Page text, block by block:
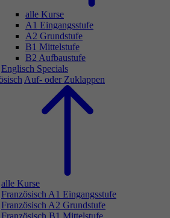
alle Kurse
A1 Eingangsstufe
A2 Grundstufe
B1 Mittelstufe
B2 Aufbaustufe
Englisch Specials
Auf- oder Zuklappen
alle Kurse
Französisch A1 Eingangsstufe
Französisch A2 Grundstufe
Französisch B1 Mittelstufe